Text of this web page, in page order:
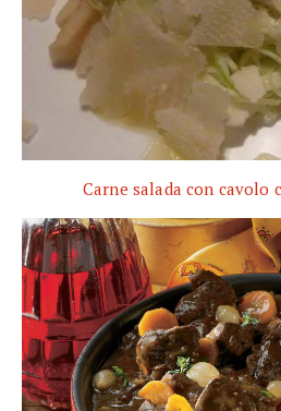
Carne salada con cavolo